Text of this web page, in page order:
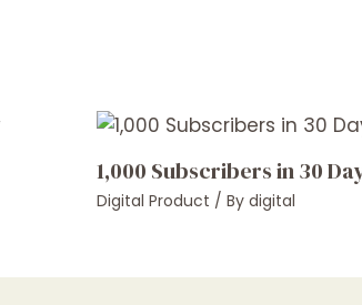
1,000 Subscribers in 30
Digital Product / By digital